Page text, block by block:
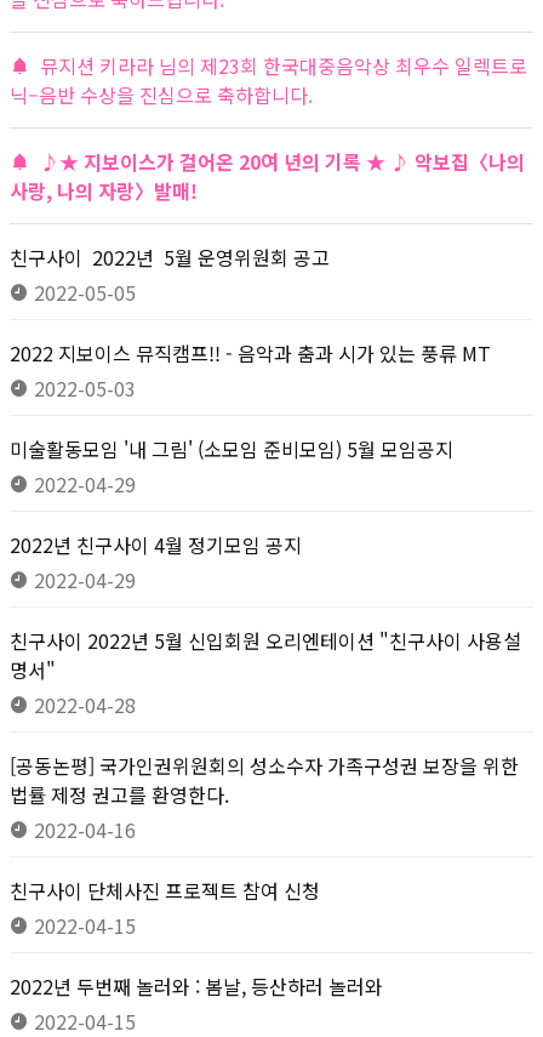
뮤지션 키라라 님의 제23회 한국대중음악상 최우수 일렉트로
닉–음반 수상을 진심으로 축하합니다.
♪★ 지보이스가 걸어온 20여 년의 기록 ★ ♪ 악보집〈나의
사랑, 나의 자랑〉발매!
친구사이 2022년 5월 운영위원회 공고
2022-05-05
2022 지보이스 뮤직캠프!! - 음악과 춤과 시가 있는 풍류 MT
2022-05-03
미술활동모임 '내 그림' (소모임 준비모임) 5월 모임공지
2022-04-29
2022년 친구사이 4월 정기모임 공지
2022-04-29
친구사이 2022년 5월 신입회원 오리엔테이션 "친구사이 사용설
명서"
2022-04-28
[공동논평] 국가인권위원회의 성소수자 가족구성권 보장을 위한
법률 제정 권고를 환영한다.
2022-04-16
친구사이 단체사진 프로젝트 참여 신청
2022-04-15
2022년 두번째 놀러와 : 봄날, 등산하러 놀러와
2022-04-15